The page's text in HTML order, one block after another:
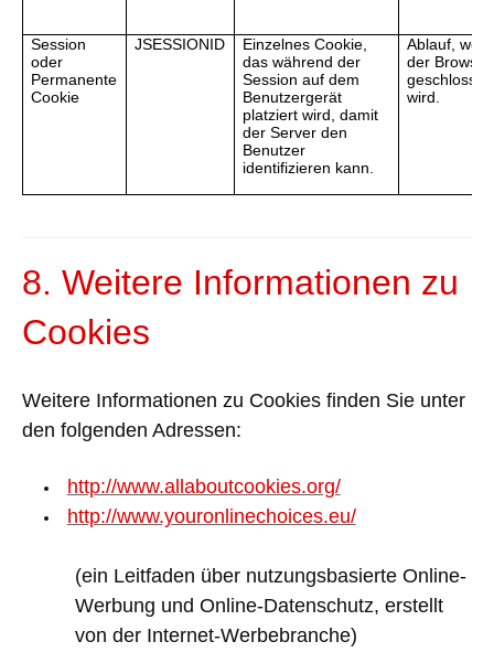
Session
oder
Permanente
Cookie
JSESSIONID
Einzelnes Cookie,
das während der
Session auf dem
Benutzergerät
platziert wird, damit
der Server den
Benutzer
identifizieren kann.
Ablauf,
der Browser
geschlossen
wird.
8. Weitere Informationen zu
Cookies
Weitere Informationen zu Cookies finden Sie unter
den folgenden Adressen:
http://www.allaboutcookies.org/
http://www.youronlinechoices.eu/
(ein Leitfaden über nutzungsbasierte Online-
Werbung und Online-Datenschutz, erstellt
von der Internet-Werbebranche)